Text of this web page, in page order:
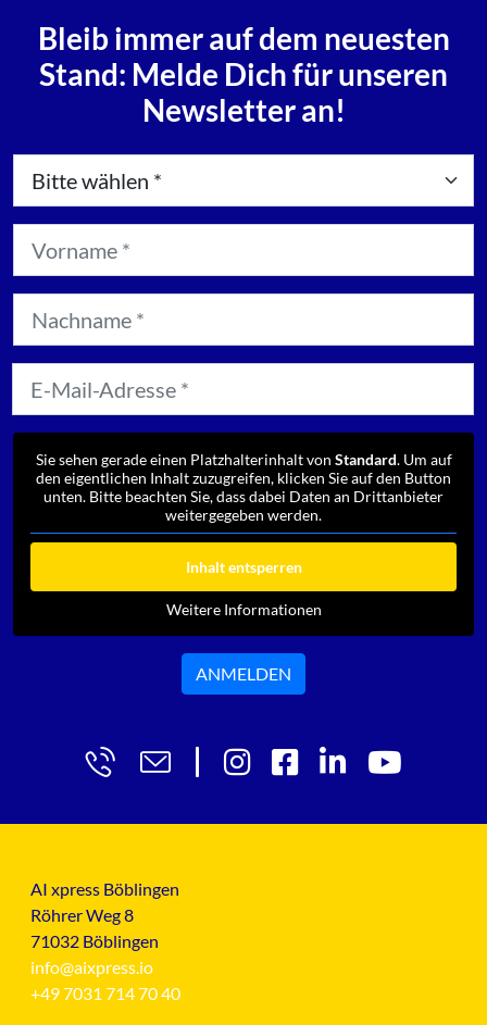
Bleib immer auf dem neuesten
Stand: Melde Dich für unseren
Newsletter an!
Sie sehen gerade einen Platzhalterinhalt von Standard. Um auf
den eigentlichen Inhalt zuzugreifen, klicken Sie auf den Button
unten. Bitte beachten Sie, dass dabei Daten an Drittanbieter
weitergegeben werden.
Inhalt entsperren
Weitere Informationen
ANMELDEN
AI xpress Böblingen
Röhrer Weg 8
71032 Böblingen
info@aixpress.io
+49 7031 714 70 40